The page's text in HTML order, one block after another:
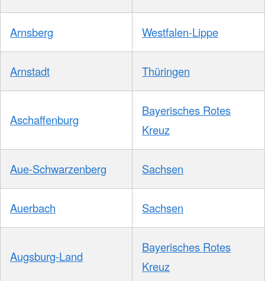
Arnsberg Westfalen-Lippe
Arnstadt Thüringen
Aschaffenburg
Bayerisches Rotes
Kreuz
Aue-Schwarzenberg Sachsen
Auerbach Sachsen
Augsburg-Land
Bayerisches Rotes
Kreuz